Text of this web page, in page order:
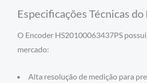
Especificações Técnicas
O Encoder HS20100063437PS
mercado:
Alta resolução de medição para